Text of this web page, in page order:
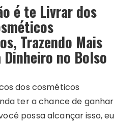
é te Livrar dos
Trazendo Mais
Dinheiro no Bolso
dos cosméticos
ter a chance de ganhar
possa alcançar isso, eu